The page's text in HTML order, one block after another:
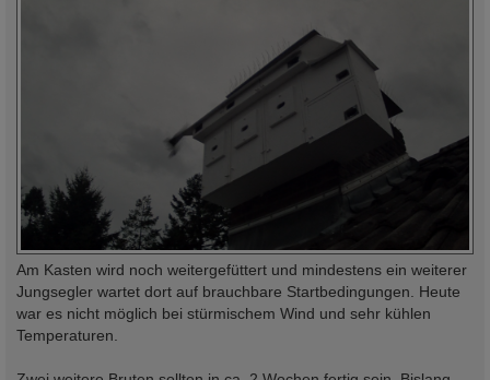
Am Kasten wird noch weitergefüttert und mindestens ein weiterer
Jungsegler wartet dort auf brauchbare Startbedingungen. Heute
war es nicht möglich bei stürmischem Wind und sehr kühlen
Temperaturen.